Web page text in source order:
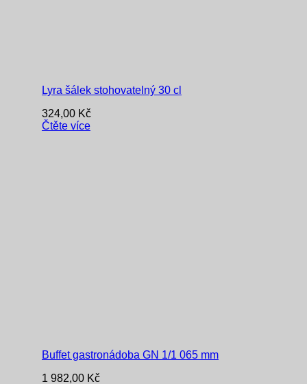
Lyra šálek stohovatelný 30 cl
324,00 Kč
Čtěte více
Buffet gastronádoba GN 1/1 065 mm
1 982,00 Kč